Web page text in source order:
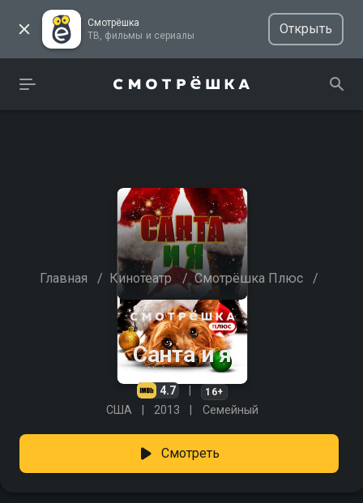
Смотрёшка
ТВ, фильмы и сериалы
Открыть
Главная / Кинотеатр / Смотрёшка Плюс /
Санта и я
4.7 16+
США 2013 Семейный
Смотреть